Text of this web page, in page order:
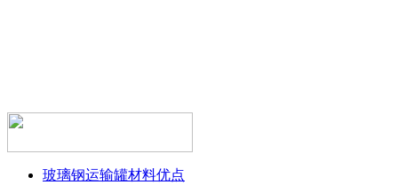
玻璃钢运输罐材料优点